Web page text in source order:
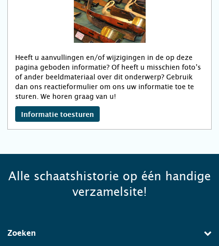
Heeft u aanvullingen en/of wijzigingen in de op deze
pagina geboden informatie? Of heeft u misschien foto’s
of ander beeldmateriaal over dit onderwerp? Gebruik
dan ons reactieformulier om ons uw informatie toe te
sturen. We horen graag van u!
Informatie toesturen
Alle schaatshistorie op één handige
verzamelsite!
Zoeken